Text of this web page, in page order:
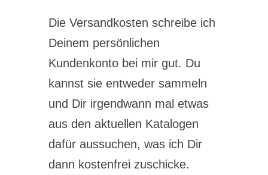
Die Versandkosten schreibe ich
Deinem persönlichen
Kundenkonto bei mir gut. Du
kannst sie entweder sammeln
und Dir irgendwann mal etwas
aus den aktuellen Katalogen
dafür aussuchen, was ich Dir
dann kostenfrei zuschicke.